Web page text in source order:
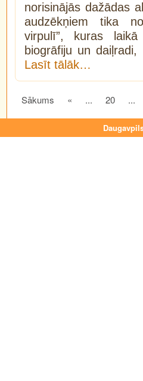
norisinājās dažādas
audzēkņiem tika
virpulī”, kuras
biogrāfiju un
Lasīt tālāk…
Sākums « ... 20 ...